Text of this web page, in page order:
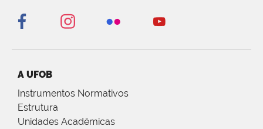
A UFOB
Instrumentos Normativos
Estrutura
Unidades Acadêmicas